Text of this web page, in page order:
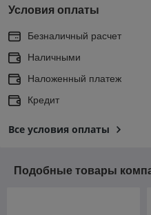
Условия оплаты
Безналичный расчет
Наличными
Наложенный платеж
Кредит
Все условия оплаты
Подобные товары